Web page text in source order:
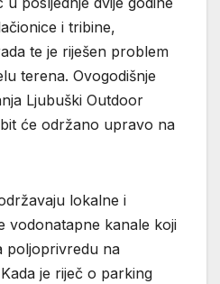
i tribine,
te je riješen problem
terena. Ovogodišnje
Ljubuški Outdoor
će održano upravo na
lokalne i
vodonatapne kanale koji
poljoprivredu na
je riječ o parking